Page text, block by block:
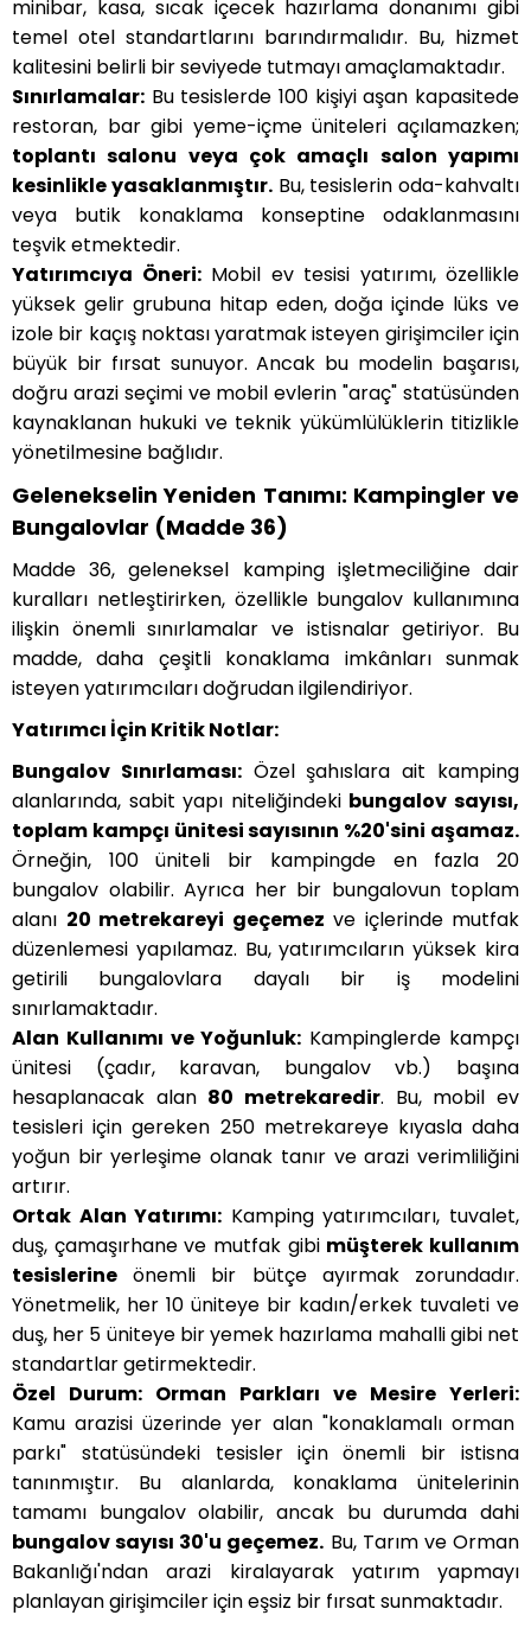
minibar, kasa, sıcak içecek hazırlama donanımı gibi
temel otel standartlarını barındırmalıdır. Bu, hizmet
kalitesini belirli bir seviyede tutmayı amaçlamaktadır.
Sınırlamalar: Bu tesislerde 100 kişiyi aşan kapasitede
restoran, bar gibi yeme-içme üniteleri açılamazken;
toplantı salonu veya çok amaçlı salon yapımı
kesinlikle yasaklanmıştır.Bu, tesislerin oda-kahvaltı
veya butik konaklama konseptine odaklanmasını
teşvik etmektedir.
Yatırımcıya Öneri:Mobil ev tesisi yatırımı, özellikle
yüksek gelir grubuna hitap eden, doğa içinde lüks ve
izole bir kaçış noktası yaratmak isteyen girişimciler için
büyük bir fırsat sunuyor. Ancak bu modelin başarısı,
doğru arazi seçimi ve mobil evlerin "araç" statüsünden
kaynaklanan hukuki ve teknik yükümlülüklerin titizlikle
yönetilmesine bağlıdır.
Gelenekselin Yeniden Tanımı: Kampingler ve
Bungalovlar (Madde 36)
Madde 36, geleneksel kamping işletmeciliğine dair
kuralları netleştirirken, özellikle bungalov kullanımına
ilişkin önemli sınırlamalar ve istisnalar getiriyor. Bu
madde, daha çeşitli konaklama imkânları sunmak
isteyen yatırımcıları doğrudan ilgilendiriyor.
Yatırımcı İçin Kritik Notlar:
Bungalov Sınırlaması:Özel şahıslara ait kamping
alanlarında, sabit yapı niteliğindeki bungalov sayısı,
toplam kampçı ünitesi sayısının %20'sini aşamaz.
Örneğin, 100 üniteli bir kampingde en fazla 20
bungalov olabilir. Ayrıca her bir bungalovun toplam
alanı 20 metrekareyi geçemez ve içlerinde mutfak
düzenlemesi yapılamaz. Bu, yatırımcıların yüksek kira
getirili bungalovlara dayalı bir iş modelini
sınırlamaktadır.
Alan Kullanımı ve Yoğunluk: Kampinglerde kampçı
ünitesi (çadır, karavan, bungalov vb.) başına
hesaplanacak alan 80 metrekaredir. Bu, mobil ev
tesisleri için gereken 250 metrekareye kıyasla daha
yoğun bir yerleşime olanak tanır ve arazi verimliliğini
artırır.
Ortak Alan Yatırımı: Kamping yatırımcıları, tuvalet,
duş, çamaşırhane ve mutfak gibi müşterek kullanım
tesislerine önemli bir bütçe ayırmak zorundadır.
Yönetmelik, her 10 üniteye bir kadın/erkek tuvaleti ve
duş, her 5 üniteye bir yemek hazırlama mahalli gibi net
standartlar getirmektedir.
Özel Durum: Orman Parkları ve Mesire Yerleri:
Kamu arazisi üzerinde yer alan "konaklamalı orman
parkı" statüsündeki tesisler için önemli bir istisna
tanınmıştır. Bu alanlarda, konaklama ünitelerinin
tamamı bungalov olabilir, ancak bu durumda dahi
bungalov sayısı 30'u geçemez. Bu, Tarım ve Orman
Bakanlığı'ndan arazi kiralayarak yatırım yapmayı
planlayan girişimciler için eşsiz bir fırsat sunmaktadır.